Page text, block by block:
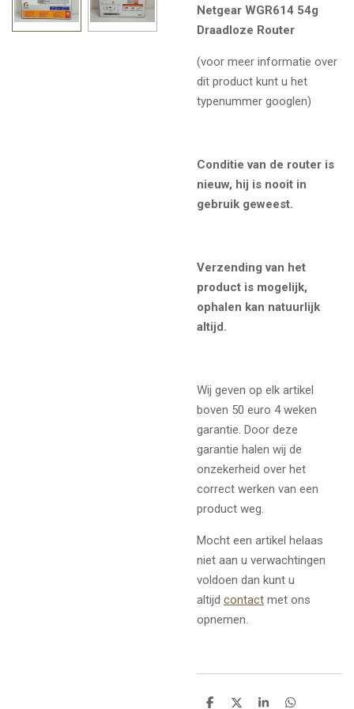
Netgear WGR614 54g
Draadloze Router
(voor meer informatie over
dit product kunt u het
typenummer googlen)
Conditie van de router is
nieuw, hij is nooit in
gebruik geweest.
Verzending van het
product is mogelijk,
ophalen kan natuurlijk
altijd.
Wij geven op elk artikel
boven 50 euro 4 weken
garantie. Door deze
garantie halen wij de
onzekerheid over het
correct werken van een
product weg.
Mocht een artikel helaas
niet aan u verwachtingen
voldoen dan kunt u
altijd contact met ons
opnemen.